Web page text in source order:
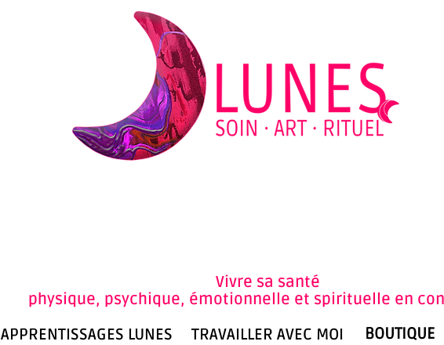
Vivre sa santé
physique, psychique, émotionnelle et spirituelle en
APPRENTISSAGES LUNES TRAVAILLER AVEC MOI BOUTIQUE